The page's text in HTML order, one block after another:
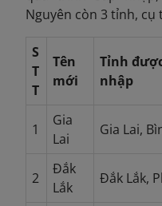
Nguyên còn 3 tỉnh, cụ
S
T
T
Tên
mới
Tỉnh
nhập
1
Gia
Lai
Gia Lai,
2
Đắk
Lắk
Đắk Lắk,